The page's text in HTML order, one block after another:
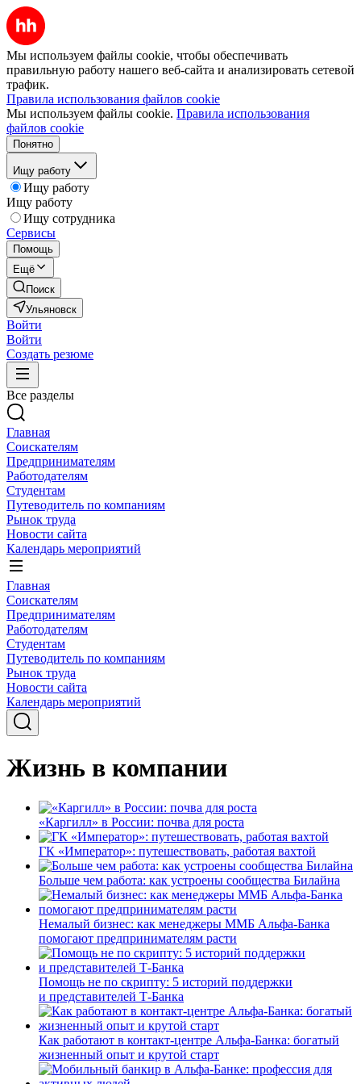
Мы используем файлы cookie, чтобы обеспечивать
правильную работу нашего веб-сайта и анализировать сетевой
трафик.
Правила использования файлов cookie
Мы используем файлы cookie. Правила использования
файлов cookie
Понятно
Ищу работу
Ищу работу
Ищу работу
Ищу сотрудника
Сервисы
Помощь
Ещё
Поиск
Ульяновск
Войти
Войти
Создать резюме
Все разделы
Главная
Соискателям
Предпринимателям
Работодателям
Студентам
Путеводитель по компаниям
Рынок труда
Новости сайта
Календарь мероприятий
Главная
Соискателям
Предпринимателям
Работодателям
Студентам
Путеводитель по компаниям
Рынок труда
Новости сайта
Календарь мероприятий
Жизнь в компании
«Каргилл» в России: почва для роста
ГК «Император»: путешествовать, работая вахтой
Больше чем работа: как устроены сообщества Билайна
Немалый бизнес: как менеджеры ММБ Альфа-Банка
помогают предпринимателям расти
Помощь не по скрипту: 5 историй поддержки
и представителей Т-Банка
Как работают в контакт-центре Альфа-Банка: богатый
жизненный опыт и крутой старт